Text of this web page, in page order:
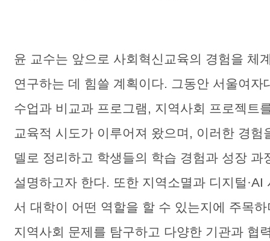
윤 교수는 앞으로 사회혁신교육의 경험을 체
연구하는 데 힘쓸 계획이다. 그동안 서울여자
수업과 비교과 프로그램, 지역사회 프로젝트
교육적 시도가 이루어져 왔으며, 이러한 경험
델로 정리하고 학생들의 학습 경험과 성장 과
설명하고자 한다. 또한 지역소멸과 디지털·AI
서 대학이 어떤 역할을 할 수 있는지에 주목
지역사회 문제를 탐구하고 다양한 기관과 협